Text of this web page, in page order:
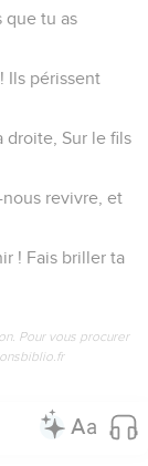
que tu as
Ils périssent
droite, Sur le fils
revivre, et
! Fais briller ta
Pour vous procurer